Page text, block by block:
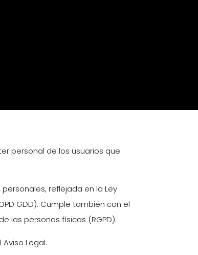
personal de los usuarios que
reflejada en la Ley
GDD). Cumple también con el
las personas físicas (RGPD).
Legal.